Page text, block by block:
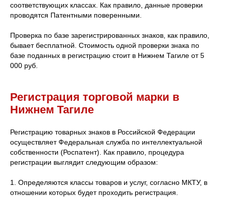
соответствующих классах. Как правило, данные проверки
проводятся Патентными поверенными.
Проверка по базе зарегистрированных знаков, как правило,
бывает бесплатной. Стоимость одной проверки знака по
базе поданных в регистрацию стоит в Нижнем Тагиле от 5
000 руб.
Регистрация торговой марки в
Нижнем Тагиле
Регистрацию товарных знаков в Российской Федерации
осуществляет Федеральная служба по интеллектуальной
собственности (Роспатент). Как правило, процедура
регистрации выглядит следующим образом:
1. Определяются классы товаров и услуг, согласно МКТУ, в
отношении которых будет проходить регистрация.